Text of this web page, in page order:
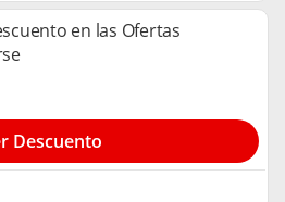
en las Ofertas
Descuento